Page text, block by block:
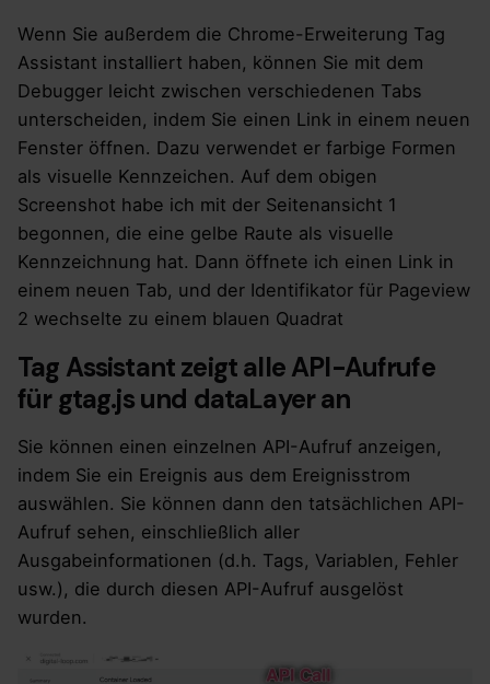
Wenn Sie außerdem die Chrome-Erweiterung Tag
Assistant installiert haben, können Sie mit dem
Debugger leicht zwischen verschiedenen Tabs
unterscheiden, indem Sie einen Link in einem neuen
Fenster öffnen. Dazu verwendet er farbige Formen
als visuelle Kennzeichen. Auf dem obigen
Screenshot habe ich mit der Seitenansicht 1
begonnen, die eine gelbe Raute als visuelle
Kennzeichnung hat. Dann öffnete ich einen Link in
einem neuen Tab, und der Identifikator für Pageview
2 wechselte zu einem blauen Quadrat
Tag Assistant zeigt alle API-Aufrufe
für gtag.js und dataLayer an
Sie können einen einzelnen API-Aufruf anzeigen,
indem Sie ein Ereignis aus dem Ereignisstrom
auswählen. Sie können dann den tatsächlichen API-
Aufruf sehen, einschließlich aller
Ausgabeinformationen (d.h. Tags, Variablen, Fehler
usw.), die durch diesen API-Aufruf ausgelöst
wurden.